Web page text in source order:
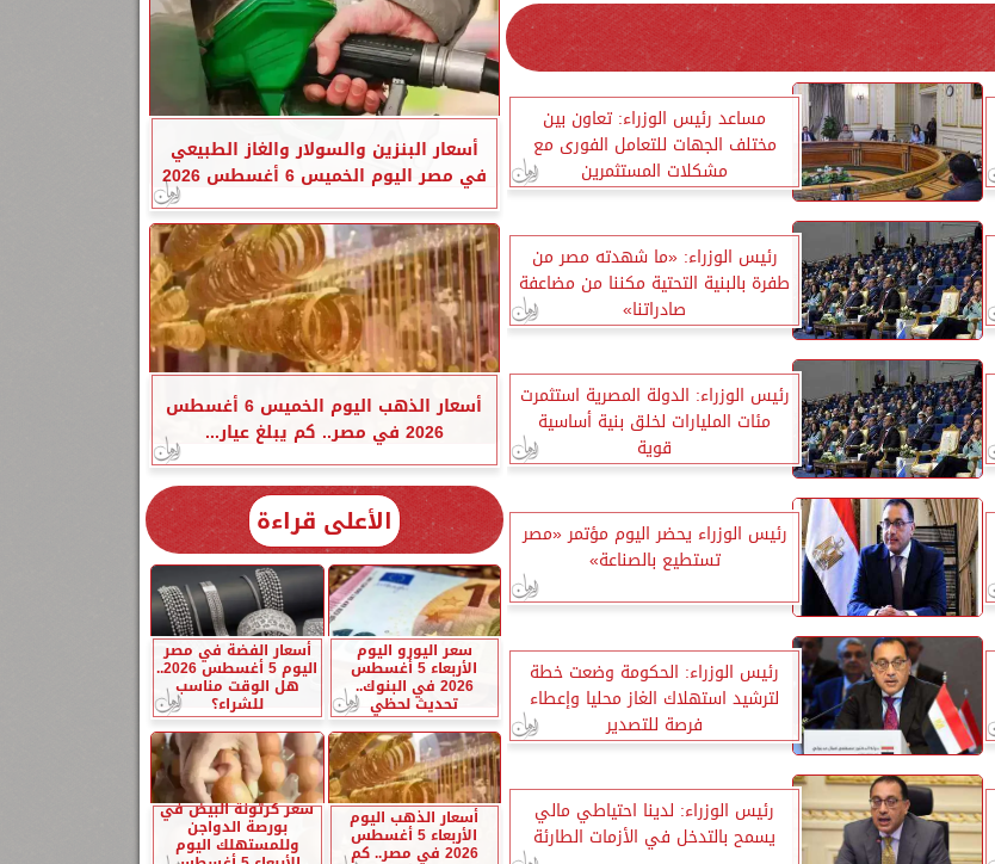
مساعد رئيس الوزراء: تعاون بين
مختلف الجهات للتعامل الفورى مع
مشكلات المستثمرين
رئيس الوزراء: «ما شهدته مصر من
طفرة بالبنية التحتية مكننا من مضاعفة
صادراتنا»
رئيس الوزراء: الدولة المصرية استثمرت
مئات المليارات لخلق بنية أساسية
قوية
رئيس الوزراء يحضر اليوم مؤتمر «مصر
تستطيع بالصناعة»
رئيس الوزراء: الحكومة وضعت خطة
لترشيد استهلاك الغاز محليا وإعطاء
فرصة للتصدير
رئيس الوزراء: لدينا احتياطي مالي
يسمح بالتدخل في الأزمات الطارئة
أسعار البنزين والسولار والغاز الطبيعي
في مصر اليوم الخميس 6 أغسطس 2026
أسعار الذهب اليوم الخميس 6 أغسطس
2026 في مصر.. كم يبلغ عيار...
الأعلى قراءة
سعر اليورو اليوم
الأربعاء 5 أغسطس
2026 في البنوك..
تحديث لحظي
أسعار الفضة في مصر
اليوم 5 أغسطس 2026..
هل الوقت مناسب
للشراء؟
أسعار الذهب اليوم
الأربعاء 5 أغسطس
2026 في مصر.. كم
سعر كرتونة البيض في
بورصة الدواجن
وللمستهلك اليوم